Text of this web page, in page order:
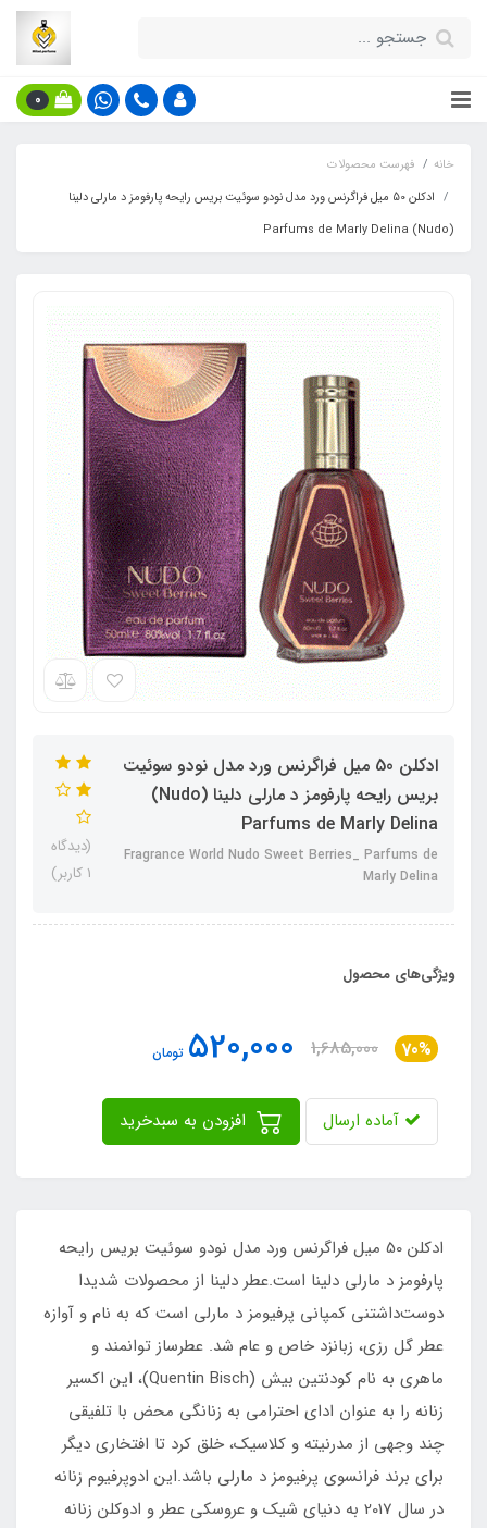
0
خانه
فهرست محصولات
ادکلن 50 میل فراگرنس ورد مدل نودو سوئیت بریس رایحه پارفومز د مارلی دلینا
(Nudo) Parfums de Marly Delina
ادکلن 50 میل فراگرنس ورد مدل نودو سوئیت
بریس رایحه پارفومز د مارلی دلینا (Nudo)
Parfums de Marly Delina
Fragrance World Nudo Sweet Berries_ Parfums de
Marly Delina
(دیدگاه
1 کاربر)
ویژگی‌های محصول
70%
1,685,000
520,000 تومان
آماده ارسال
ادکلن 50 میل فراگرنس ورد مدل نودو سوئیت بریس رایحه
پارفومز د مارلی دلینا است.عطر دلینا از محصولات شدیدا
دوست‌داشتنی کمپانی پرفیومز د مارلی است که به نام و آوازه
عطر گل رزی، زبانزد خاص و عام شد. عطرساز توانمند و
ماهری به نام کودنتین بیش (Quentin Bisch)، این اکسیر
زنانه را به عنوان ادای احترامی به زنانگی محض با تلفیقی
چند وجهی از مدرنیته و کلاسیک، خلق کرد تا افتخاری دیگر
برای برند فرانسوی پرفیومز د مارلی باشد.این ادوپرفیوم زنانه
در سال 2017 به دنیای شیک و عروسکی عطر و ادوکلن زنانه